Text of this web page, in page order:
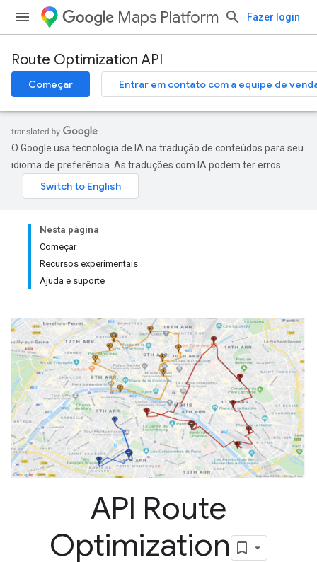
Maps Platform Fazer login
Route Optimization API
Começar Entrar em contato com a equipe de
O Google usa tecnologia de IA na tradução de conteúdos para seu
idioma de preferência. As traduções com IA podem ter erros.
Nesta página
Começar
Recursos experimentais
Ajuda e suporte
API Route
Optimization